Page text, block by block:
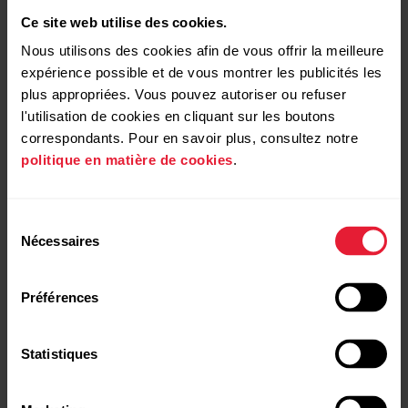
Ce site web utilise des cookies.
Nous utilisons des cookies afin de vous offrir la meilleure
expérience possible et de vous montrer les publicités les
plus appropriées. Vous pouvez autoriser ou refuser
l'utilisation de cookies en cliquant sur les boutons
correspondants. Pour en savoir plus, consultez notre
politique en matière de cookies.
Nécessaires
Préférences
Statistiques
Duathlon
Duathlon
Off-road duathlon
Exercice de groupe
Cardiovélo
Arts martiaux